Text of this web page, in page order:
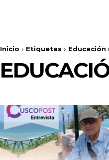
Inicio Etiquetas Educación